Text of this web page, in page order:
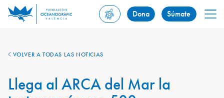
Dona Súmate
VOLVER A TODAS LAS NOTICIAS
Llega al ARCA del Mar la